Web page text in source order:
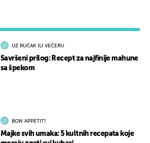
UZ RUČAK ILI VEČERU
Savršeni prilog: Recept za najfinije mahune
sa špekom
BON APPETIT!
Majke svih umaka: 5 kultnih recepata koje